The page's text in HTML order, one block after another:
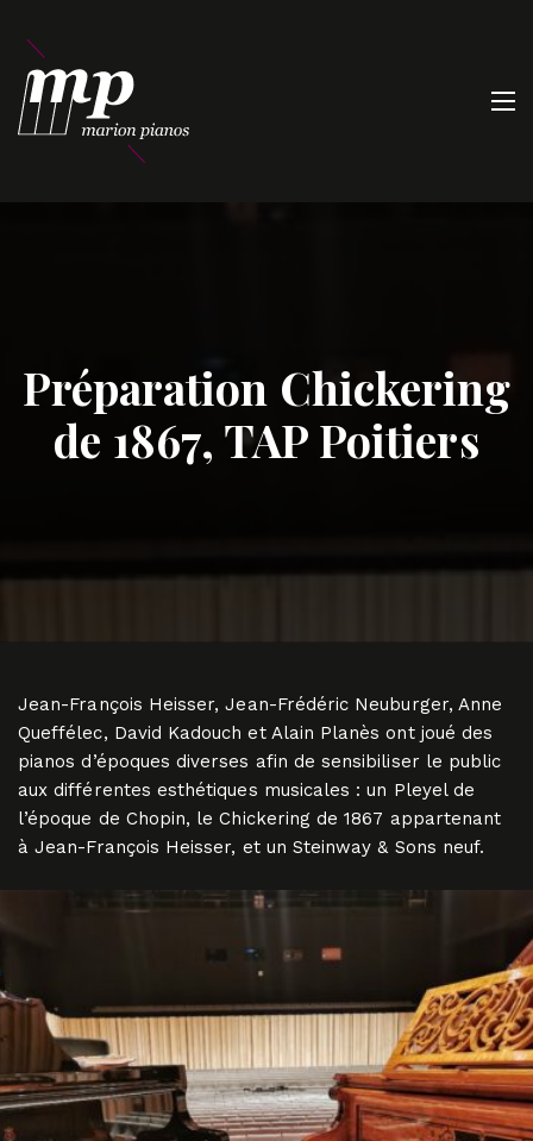
Préparation Chickering
de 1867, TAP Poitiers
Jean-François Heisser, Jean-Frédéric Neuburger, Anne
Queffélec, David Kadouch et Alain Planès ont joué des
pianos d’époques diverses afin de sensibiliser le public
aux différentes esthétiques musicales : un Pleyel de
l’époque de Chopin, le Chickering de 1867 appartenant
à Jean-François Heisser, et un Steinway & Sons neuf.